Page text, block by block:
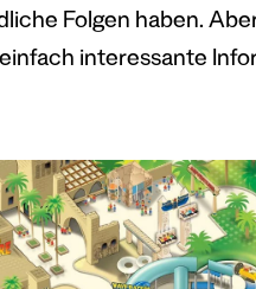
Folgen haben.
interessante